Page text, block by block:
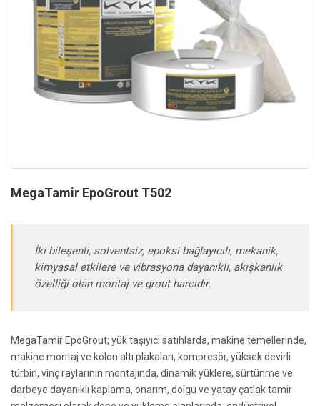
MegaTamir EpoGrout T502
İki bileşenli, solventsiz, epoksi bağlayıcılı, mekanik,
kimyasal etkilere ve vibrasyona dayanıklı, akışkanlık
özelliği olan montaj ve grout harcıdır.
MegaTamir EpoGrout; yük taşıyıcı satıhlarda, makine temellerinde,
makine montaj ve kolon altı plakaları, kompresör, yüksek devirli
türbin, vinç raylarının montajında, dinamik yüklere, sürtünme ve
darbeye dayanıklı kaplama, onarım, dolgu ve yatay çatlak tamir